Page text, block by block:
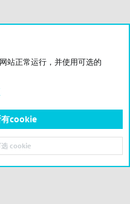
顶部 底部
站正常运行，并使用可选的
有cookie
选 cookie